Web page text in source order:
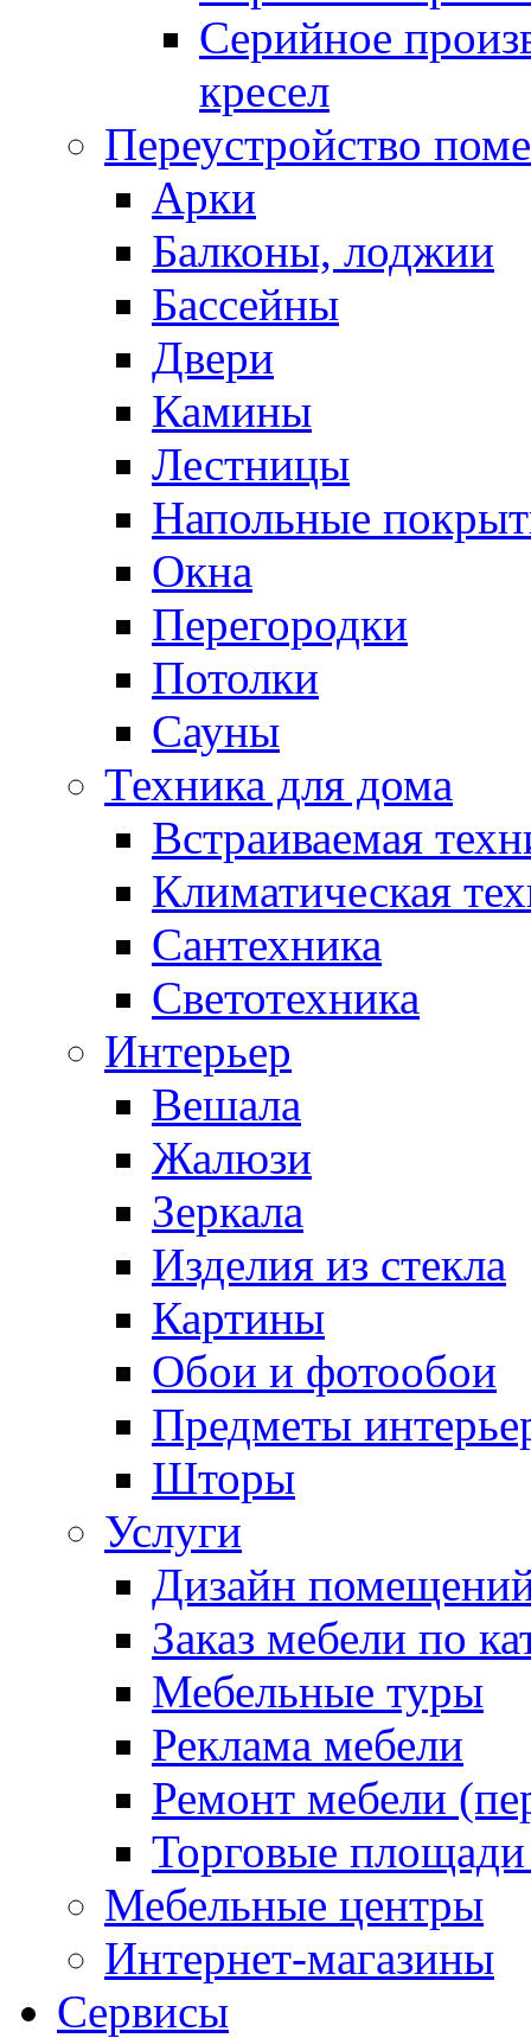
Серийное
кресел
Переустройство
Арки
Балконы, лоджии
Бассейны
Двери
Камины
Лестницы
Напольные
Окна
Перегородки
Потолки
Сауны
Техника для дома
Встраиваемая
Климатическая
Сантехника
Светотехника
Интерьер
Вешала
Жалюзи
Зеркала
Изделия из стекла
Картины
Обои и фотообои
Предметы
Шторы
Услуги
Дизайн
Заказ мебели по
Мебельные туры
Реклама мебели
Ремонт мебели
Торговые
Мебельные центры
Интернет-магазины
Сервисы